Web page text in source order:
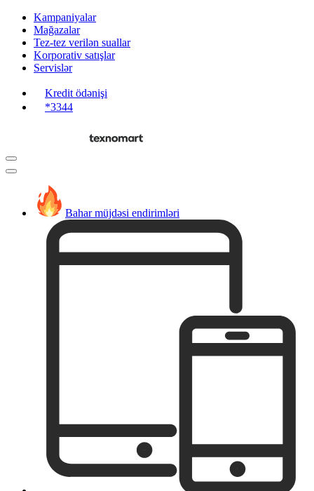
Kampaniyalar
Mağazalar
Tez-tez verilən suallar
Korporativ satışlar
Servislər
Kredit ödənişi
*3344
Bahar müjdəsi endirimləri